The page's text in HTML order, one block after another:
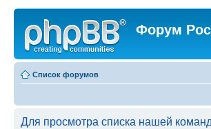
Форум
Список форумов
Для просмотра списка нашей